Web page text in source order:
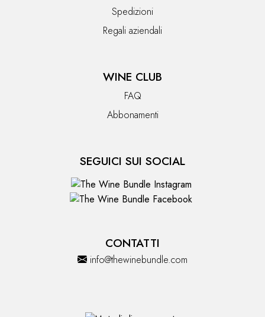
Spedizioni
Regali aziendali
WINE CLUB
FAQ
Abbonamenti
SEGUICI SUI SOCIAL
CONTATTI
info@thewinebundle.com